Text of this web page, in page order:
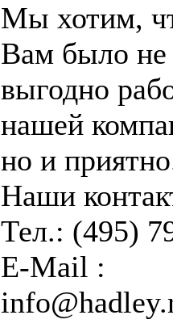
Мы хотим,
Вам было не
выгодно
нашей
но и
Наши
Тел.: (495)
E-Mail :